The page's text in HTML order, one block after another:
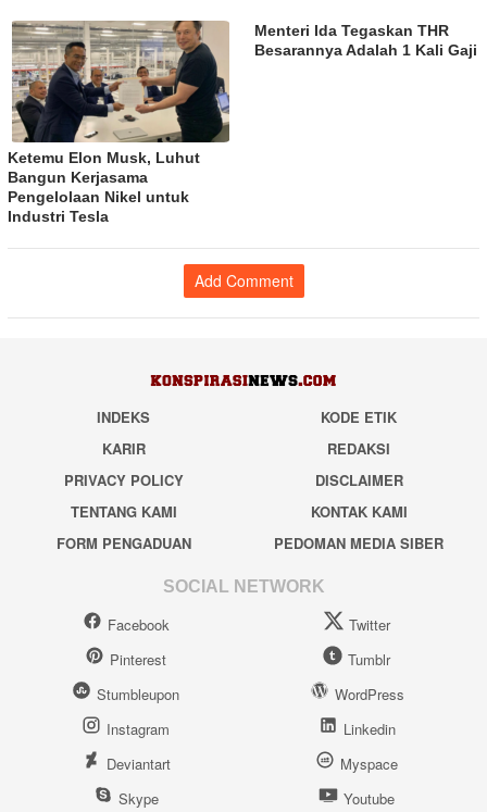
Ketemu Elon Musk, Luhut
Bangun Kerjasama
Pengelolaan Nikel untuk
Industri Tesla
Menteri Ida Tegaskan THR
Besarannya Adalah 1 Kali Gaji
Add Comment
INDEKS
KODE ETIK
KARIR
REDAKSI
PRIVACY POLICY
DISCLAIMER
TENTANG KAMI
KONTAK KAMI
FORM PENGADUAN
PEDOMAN MEDIA SIBER
SOCIAL NETWORK
Facebook
Twitter
Pinterest
Tumblr
Stumbleupon
WordPress
Instagram
Linkedin
Deviantart
Myspace
Skype
Youtube